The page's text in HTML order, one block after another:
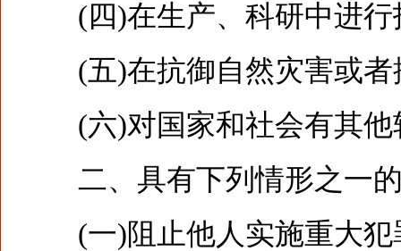
(四)在生产、科研中进行
(五)在抗御自然灾害或者
(六)对国家和社会有其他
二、具有下列情形之一的
(一)阻止他人实施重大犯